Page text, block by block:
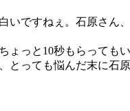
いですねぇ。石原さん
っと10秒もらってもい
とっても悩んだ末に石